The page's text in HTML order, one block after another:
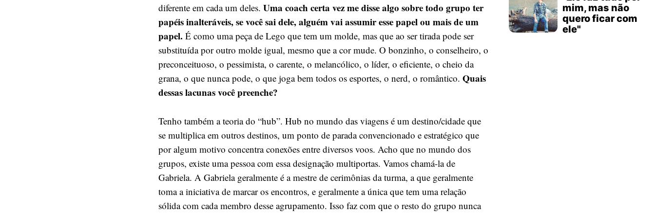
diferente em cada um deles.Uma coach certa vez me disse algo sobre todo grupo ter
papéis inalteráveis, se você sai dele, alguém vai assumir esse papel ou mais de um
papel. É como uma peça de Lego que tem um molde, mas que ao ser tirada pode ser
substituída por outro molde igual, mesmo que a cor mude. O bonzinho, o conselheiro, o
preconceituoso, o pessimista, o carente, o melancólico, o líder, o eficiente, o cheio da
grana, o que nunca pode, o que joga bem todos os esportes, o nerd, o romântico. Quais
dessas lacunas você preenche?
Tenho também a teoria do “hub”. Hub no mundo das viagens é um destino/cidade que
se multiplica em outros destinos, um ponto de parada convencionado e estratégico que
por algum motivo concentra conexões entre diversos voos. Acho que no mundo dos
grupos, existe uma pessoa com essa designação multiportas. Vamos chamá-la de
Gabriela. A Gabriela geralmente é a mestre de cerimônias da turma, a que geralmente
toma a iniciativa de marcar os encontros, e geralmente a única que tem uma relação
sólida com cada membro desse agrupamento. Isso faz com que o resto do grupo nunca
mim, mas não
quero ficar com
ele"